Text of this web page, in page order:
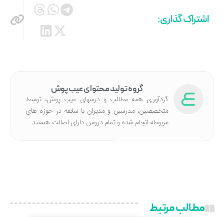
اشتراک گذاری:
گروه تولید محتوای عیب پوش
گردآوری همه مطالب و درسهای عیب پوش، توسط
متخصصین، مدرسین و مدیران با سابقه در حوزه های
مربوطه انجام شده‌ و تمام دروس دارای اصالت هستند.
مطالب مرتبط